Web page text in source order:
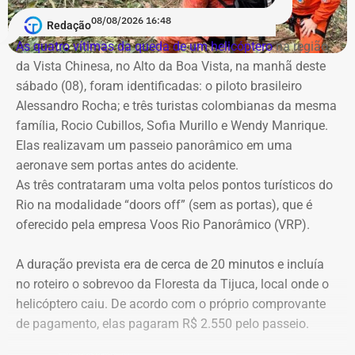
lealdade institucional, uma vez que o contrato de R$ 100
milhões foi assinado no mesmo dia em que o TCE emitira
cautelar para suspender a licitação. O próprio secretário
Valber Rodrigues Januário, que assina o novo aditivo de
R$ 16,9 milhões publicado esta semana, foi notificado a
apresentar defesa no processo do TCE.
Diferença de processos
Vale ressaltar que, diferentemente da Concorrência nº
041/2025 que foi objeto de determinação de anulação
pelo TCE, o aditivo recém-publicado é referente a um
procedimento licitatório anterior: a Concorrência SRP nº
036/2022.
Ainda que se trate de licitações distintas, a manutenção
A cobertura será realizada em uma operação integrada
com a Band Rio, a BandNews FM Rio e as plataformas
digitais do grupo, acompanhando desde os momentos
que antecedem o debate até a transmissão ao vivo.
Com tradição na realização de debates eleitorais, a Band
promove o encontro como um espaço para o confronto
de ideias e para que os eleitores conheçam as propostas
dos candidatos. A mediação será da jornalista Adriana
Araújo.
Como vai ser o debate
O formato do debate consiste em três blocos de
perguntas e respostas, confrontos diretos entre os
participantes e espaço para considerações finais.
Redação08/08/2026 16:48
As quatro vítimas da queda de um helicópterona região
da Vista Chinesa, no Alto da Boa Vista, na manhã deste
sábado (08), foram identificadas: o piloto brasileiro
Alessandro Rocha; e três turistas colombianas da mesma
família, Rocio Cubillos, Sofia Murillo e Wendy Manrique.
Elas realizavam um passeio panorâmico em uma
aeronave sem portas antes do acidente.
As três contrataram uma volta pelos pontos turísticos do
Rio na modalidade “doors off” (sem as portas), que é
oferecido pela empresa Voos Rio Panorâmico (VRP).
A duração prevista era de cerca de 20 minutos e incluía
no roteiro o sobrevoo da Floresta da Tijuca, local onde o
helicóptero caiu. De acordo com o próprio comprovante
de pagamento, elas pagaram R$ 2.550 pelo passeio.